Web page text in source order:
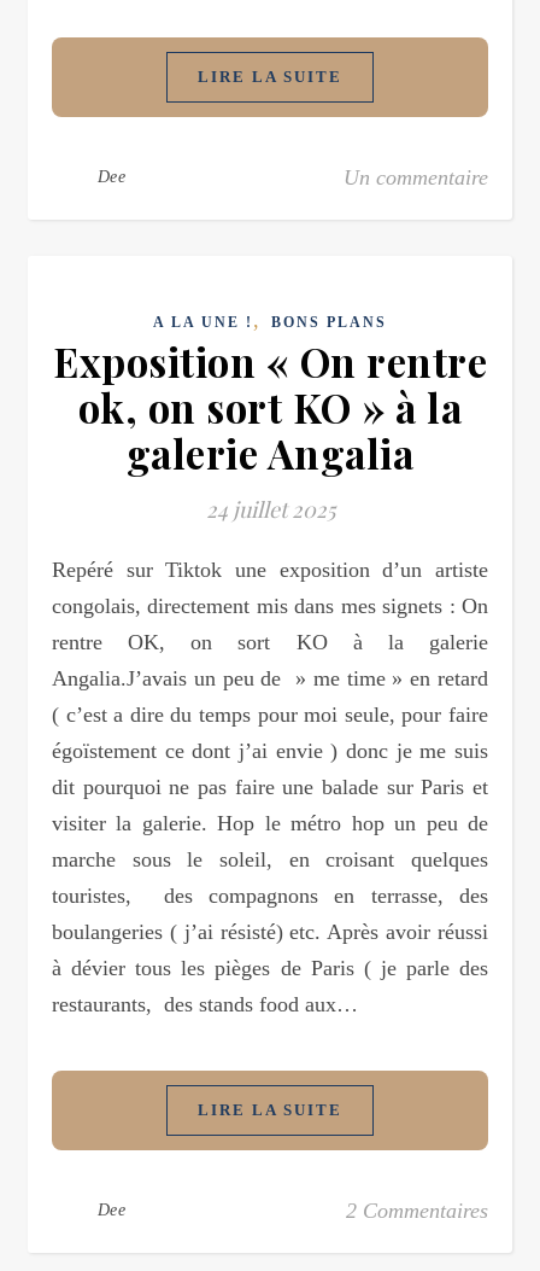
LIRE LA SUITE
Dee Un commentaire
A LA UNE ! , BONS PLANS
Exposition « On rentre
ok, on sort KO » à la
galerie Angalia
24 juillet 2025
Repéré sur Tiktok une exposition d’un artiste
congolais, directement mis dans mes signets : On
rentre OK, on sort KO à la galerie
Angalia.J’avais un peu de » me time » en retard
( c’est a dire du temps pour moi seule, pour faire
égoïstement ce dont j’ai envie ) donc je me suis
dit pourquoi ne pas faire une balade sur Paris et
visiter la galerie. Hop le métro hop un peu de
marche sous le soleil, en croisant quelques
touristes, des compagnons en terrasse, des
boulangeries ( j’ai résisté) etc. Après avoir réussi
à dévier tous les pièges de Paris ( je parle des
restaurants, des stands food aux…
LIRE LA SUITE
Dee 2 Commentaires